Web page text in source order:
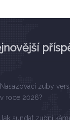
Nasazovací zuby
v roce 2026?
Jak sundat zubní